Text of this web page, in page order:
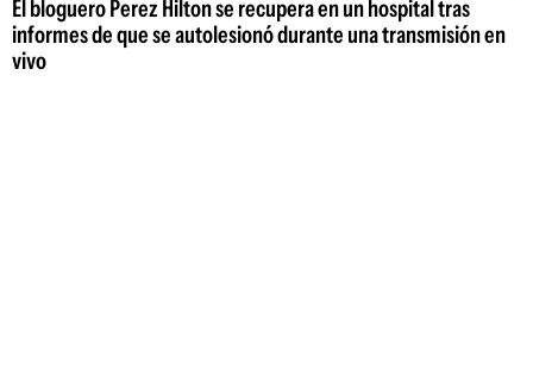
El bloguero Perez Hilton se recupera en un hospital tras
informes de que se autolesionó durante una transmisión en
vivo